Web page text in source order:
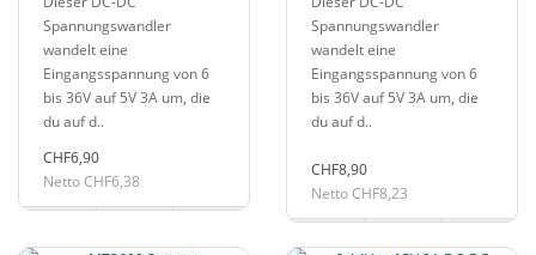
Spannungswandler
wandelt eine
Eingangsspannung von 6
bis 36V auf 5V 3A um, die
du auf d..
CHF6,90
Netto CHF6,38
Spannungswandler
wandelt eine
Eingangsspannung von 6
bis 36V auf 5V 3A um, die
du auf d..
CHF8,90
Netto CHF8,23